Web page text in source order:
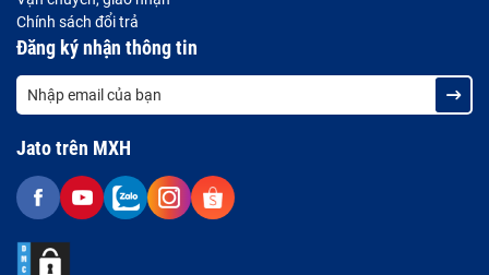
Chính sách đổi trả
Đăng ký nhận thông tin
Jato trên MXH